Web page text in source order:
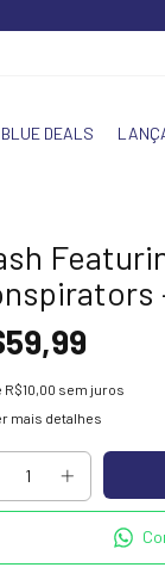
BLUE DEALS
R$10,00 sem juros
mais detalhes